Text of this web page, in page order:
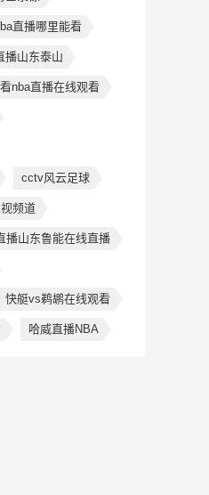
直播哪里能看
播山东泰山
nba直播在线观看
cctv风云足球
频道
播山东鲁能在线直播
快艇vs鹈鹕在线观看
哈威直播NBA